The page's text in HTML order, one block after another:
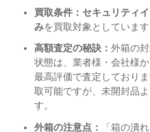
買取条件：セキュリティ
みを買取対象としています
高額査定の秘訣： 外箱の
状態は、業者様・会社様
最高評価で査定しており
取可能ですが、未開封品
す。
外箱の注意点：
「箱の潰